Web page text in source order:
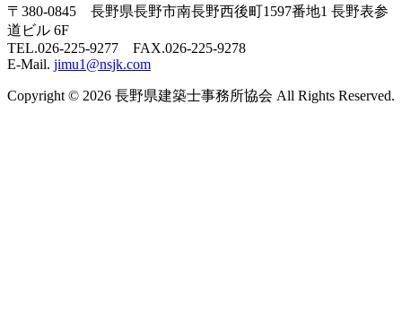
〒380-0845 長野県長野市南長野西後町1597番地1 長野表参
道ビル 6F
TEL.026-225-9277 FAX.026-225-9278
E-Mail. jimu1@nsjk.com
Copyright © 2026 長野県建築士事務所協会 All Rights Reserved.